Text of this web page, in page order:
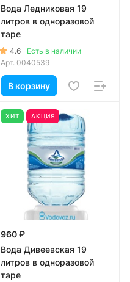
Вода Ледниковая 19
литров в одноразовой
таре
4.6
Есть в наличии
Арт. 0040539
В корзину
ХИТ АКЦИЯ
960 ₽
Вода Дивеевская 19
литров в одноразовой
таре